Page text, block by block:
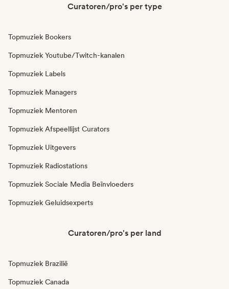
Curatoren/pro's per type
Topmuziek Bookers
Topmuziek Youtube/Twitch-kanalen
Topmuziek Labels
Topmuziek Managers
Topmuziek Mentoren
Topmuziek Afspeellijst Curators
Topmuziek Uitgevers
Topmuziek Radiostations
Topmuziek Sociale Media Beïnvloeders
Topmuziek Geluidsexperts
Curatoren/pro's per land
Topmuziek Brazilië
Topmuziek Canada